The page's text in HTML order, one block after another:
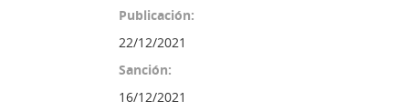
Publicación:
22/12/2021
Sanción:
16/12/2021